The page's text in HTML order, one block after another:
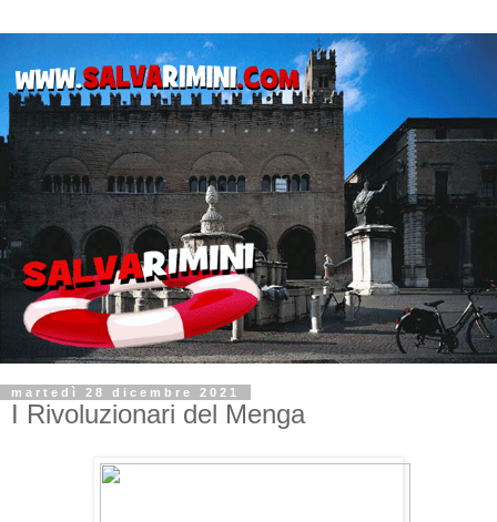
martedì 28 dicembre 2021
I Rivoluzionari del Menga